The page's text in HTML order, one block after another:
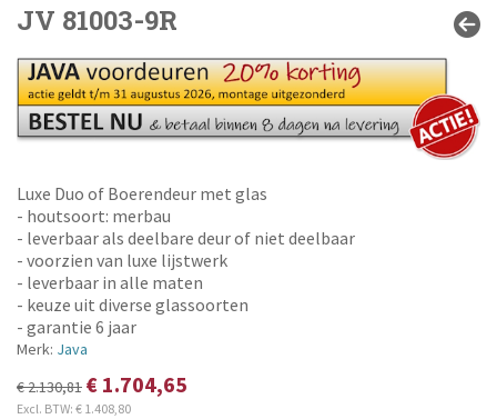
JV 81003-9R
Luxe Duo of Boerendeur met glas
- houtsoort: merbau
- leverbaar als deelbare deur of niet deelbaar
- voorzien van luxe lijstwerk
- leverbaar in alle maten
- keuze uit diverse glassoorten
- garantie 6 jaar
Merk: Java
€ 2.130,81 € 1.704,65
Excl. BTW: € 1.408,80